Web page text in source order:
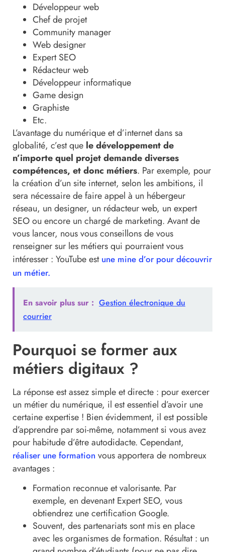
Développeur web
Chef de projet
Community manager
Web designer
Expert SEO
Rédacteur web
Développeur informatique
Game design
Graphiste
Etc.
L’avantage du numérique et d’internet dans sa
globalité, c’est que le développement de
n’importe quel projet demande diverses
compétences, et donc métiers. Par exemple, pour
la création d’un site internet, selon les ambitions, il
sera nécessaire de faire appel à un hébergeur
réseau, un designer, un rédacteur web, un expert
SEO ou encore un chargé de marketing. Avant de
vous lancer, nous vous conseillons de vous
renseigner sur les métiers qui pourraient vous
intéresser : YouTube est une mine d’or pour découvrir
un métier.
En savoir plus sur : Gestion électronique du
courrier
Pourquoi se former aux
métiers digitaux ?
La réponse est assez simple et directe : pour exercer
un métier du numérique, il est essentiel d’avoir une
certaine expertise ! Bien évidemment, il est possible
d’apprendre par soi-même, notamment si vous avez
pour habitude d’être autodidacte. Cependant,
réaliser une formation vous apportera de nombreux
avantages :
Formation reconnue et valorisante. Par
exemple, en devenant Expert SEO, vous
obtiendrez une certification Google.
Souvent, des partenariats sont mis en place
avec les organismes de formation. Résultat : un